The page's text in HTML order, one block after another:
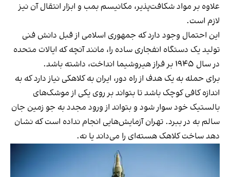
علاوه بر مواد شکافت‌پذیر، مکانیسم بمب و ابزار انتقال آن نیز
لازم است.
این احتمال وجود دارد که جمهوری اسلامی از قبل دانش فنی
تولید یک دستگاه انفجاری ساده را، مانند آنچه که ایالات متحده
در سال ۱۹۴۵ بر فراز هیروشیما انداخت، داشته باشد.
برای حمله به یک هدف از راه دور، ایران به کلاهکی نیاز دارد که به
اندازه کافی کوچک باشد تا بتواند بر روی یکی از موشک‌های
بالستیک خود سوار شود و بتواند از ورود مجدد به جو زمین جان
سالم به در ببرد. تهران آزمایش‌هایی انجام نداده است که نشان
دهد ساخت کلاهک هسته‌ای را می‌داند یا نه.